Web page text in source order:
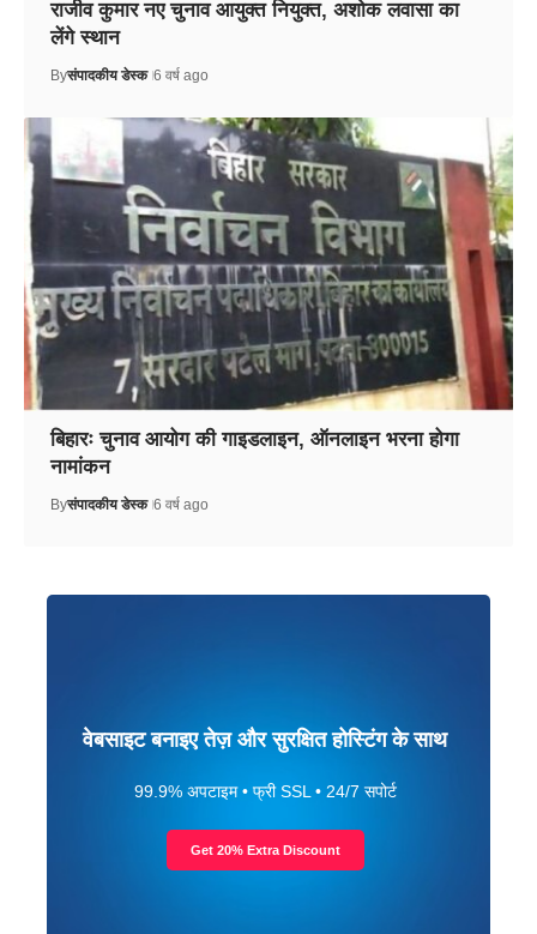
राजीव कुमार नए चुनाव आयुक्त नियुक्त, अशोक लवासा का
लेंगे स्थान
Byसंपादकीय डेस्क 6 वर्ष ago
बिहारः चुनाव आयोग की गाइडलाइन, ऑनलाइन भरना होगा
नामांकन
Byसंपादकीय डेस्क 6 वर्ष ago
वेबसाइट बनाइए तेज़ और सुरक्षित होस्टिंग के साथ
99.9% अपटाइम • फ्री SSL • 24/7 सपोर्ट
Get 20% Extra Discount